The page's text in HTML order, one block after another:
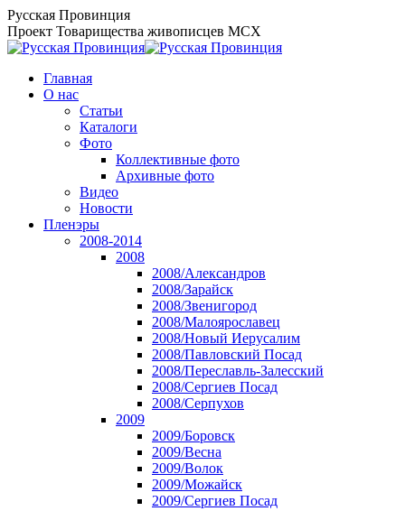
Перейти
к
содержанию
Русская Провинция
Проект Товарищества живописцев МСХ
Главная
О нас
Статьи
Каталоги
Фото
Коллективные фото
Архивные фото
Видео
Новости
Пленэры
2008-2014
2008
2008/Александров
2008/Зарайск
2008/Звенигород
2008/Малоярославец
2008/Новый Иерусалим
2008/Павловский Посад
2008/Переславль-Залесский
2008/Сергиев Посад
2008/Серпухов
2009
2009/Боровск
2009/Весна
2009/Волок
2009/Можайск
2009/Сергиев Посад